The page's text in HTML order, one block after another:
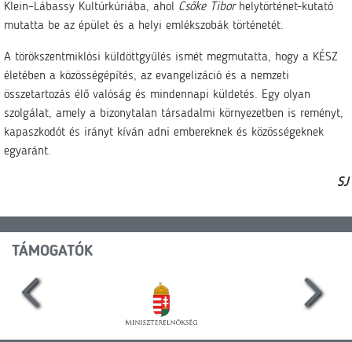
Klein–Lábassy Kultúrkúriába, ahol Csőke Tiborhelytörténet-kutató
mutatta be az épület és a helyi emlékszobák történetét.
A törökszentmiklósi küldöttgyűlés ismét megmutatta, hogy a KÉSZ
életében a közösségépítés, az evangelizáció és a nemzeti
összetartozás élő valóság és mindennapi küldetés. Egy olyan
szolgálat, amely a bizonytalan társadalmi környezetben is reményt,
kapaszkodót és irányt kíván adni embereknek és közösségeknek
egyaránt.
SJ
TÁMOGATÓK